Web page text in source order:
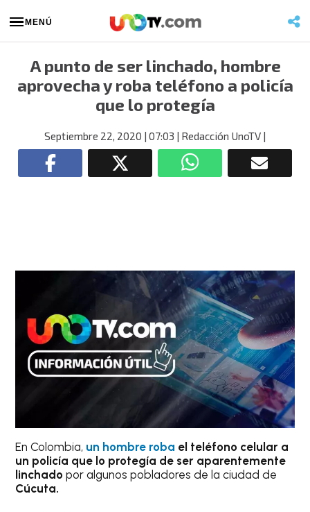
MENÚ
A punto de ser linchado, hombre
aprovecha y roba teléfono a policía
que lo protegía
Septiembre 22, 2020 | 07:03 | Redacción UnoTV |
En Colombia, un hombre roba el teléfono celular a
un policía que lo protegía de ser aparentemente
linchado por algunos pobladores de la ciudad de
Cúcuta.